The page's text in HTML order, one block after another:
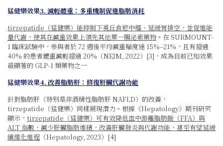
猛健樂效果3. 減輕體重：多重機制促進脂肪消耗
tirzepatide（猛健樂）能抑制下視丘食慾中樞、延緩胃排空，並促進能
量代謝，使其在減重效果上領先其他單一腸泌素藥物 。在 SURMOUNT-
1 臨床試驗中，參與者於 72 週後平均減重幅度達 15%–21%，且有超過
40% 的患者體重減輕超過 20%（NEJM, 2022）[3]，成為目前已知效果
最顯著的 GLP-1 類藥物之一
猛健樂效果4. 改善脂肪肝：修復肝臟代謝功能
針對脂肪肝（特別是非酒精性脂肪肝 NAFLD）的改善，
tirzepatide（猛健樂）同樣展現潛力。根據《Hepatology》期刊研究
顯示， tirzepatide（猛健樂）可有效降低血中游離脂肪酸（FFA）與
ALT 指數，減少肝臟脂肪堆積，改善肝臟發炎與代謝功能，甚至有望延緩
纖維化進程 （Hepatology, 2023）[4]